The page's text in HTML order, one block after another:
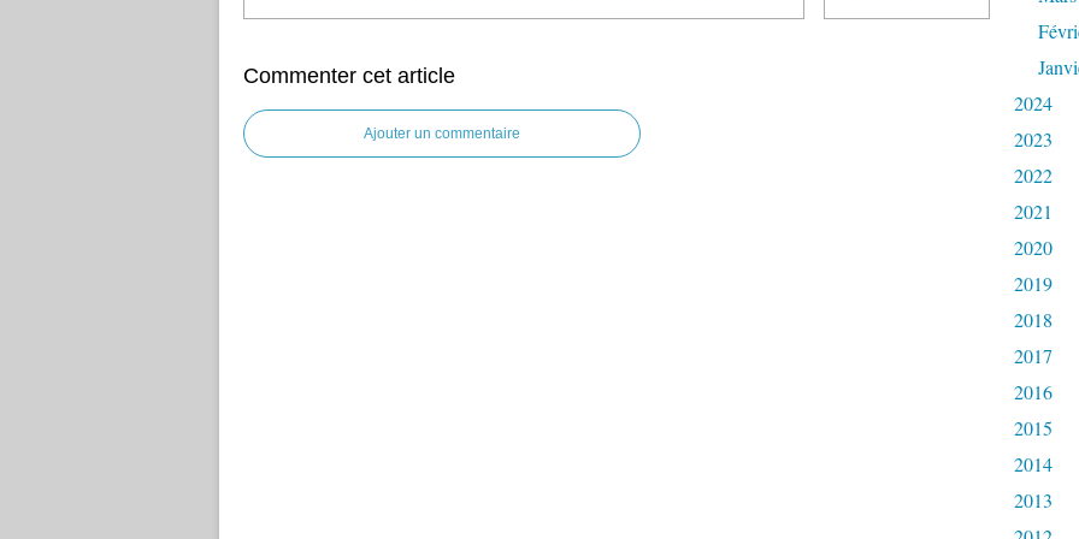
Commenter cet article
Ajouter un commentaire
2024
2023
2022
2021
2020
2019
2018
2017
2016
2015
2014
2013